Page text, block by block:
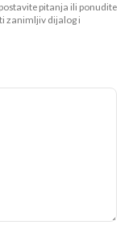
pitanja ili ponudite
zanimljiv dijalog i